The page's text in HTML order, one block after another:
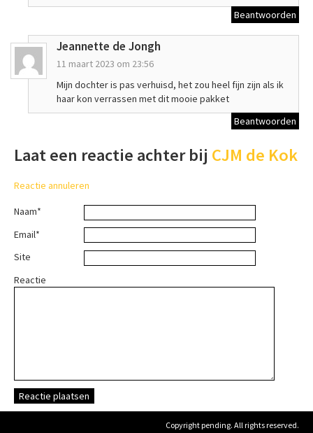
Beantwoorden
Jeannette de Jongh
11 maart 2023 om 23:56
Mijn dochter is pas verhuisd, het zou heel fijn zijn als ik
haar kon verrassen met dit mooie pakket
Beantwoorden
Laat een reactie achter bij CJM de Kok
Reactie annuleren
Naam*
Email*
Site
Reactie
Copyright pending. All rights reserved.